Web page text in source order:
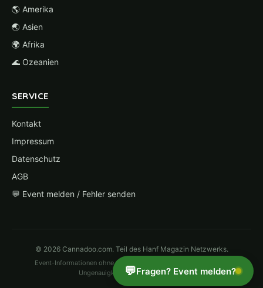
🌎 Amerika
🌏 Asien
🌍 Afrika
🌊 Ozeanien
SERVICE
Kontakt
Impressum
Datenschutz
AGB
💬 Event melden / Fehler senden
© 2026 Cannadoo.com. Teil des Hanf Magazin Netzwerks.
Event-Informationen ohne Gewähr. Änderungen vorbehalten. Bei
Ungenauigkeiten bittehier melden.
💬Fragen? Event melden?